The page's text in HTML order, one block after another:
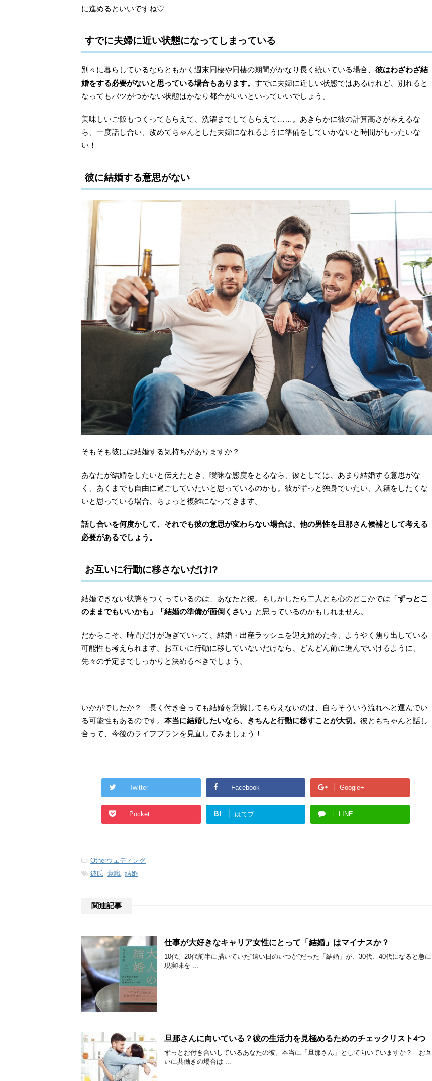
に進めるといいですね♡
すでに夫婦に近い状態になってしまっている
別々に暮らしているならともかく週末同棲や同棲の期間がかなり長く続いている場合、 彼はわざわざ結
婚をする必要がないと思っている場合もあります。 すでに夫婦に近しい状態ではあるけれど、別れると
なってもバツがつかない状態はかなり都合がいいといっていいでしょう。
美味しいご飯もつくってもらえて、洗濯までしてもらえて……。あきらかに彼の計算高さがみえるな
ら、一度話し合い、改めてちゃんとした夫婦になれるように準備をしていかないと時間がもったいな
い！
彼に結婚する意思がない
そもそも彼には結婚する気持ちがありますか？
あなたが結婚をしたいと伝えたとき、曖昧な態度をとるなら、彼としては、あまり結婚する意思がな
く、あくまでも自由に過ごしていたいと思っているのかも。彼がずっと独身でいたい、入籍をしたくな
いと思っている場合、ちょっと複雑になってきます。
話し合いを何度かして、それでも彼の意思が変わらない場合は、他の男性を旦那さん候補として考える
必要があるでしょう。
お互いに行動に移さないだけ!?
結婚できない状態をつくっているのは、あなたと彼。もしかしたら二人とも心のどこかでは 「ずっとこ
のままでもいいかも」「結婚の準備が面倒くさい」 と思っているのかもしれません。
だからこそ、時間だけが過ぎていって、結婚・出産ラッシュを迎え始めた今、ようやく焦り出している
可能性も考えられます。お互いに行動に移していないだけなら、どんどん前に進んでいけるように、
先々の予定までしっかりと決めるべきでしょう。
いかがでしたか？ 長く付き合っても結婚を意識してもらえないのは、自らそういう流れへと運んでい
る可能性もあるのです。 本当に結婚したいなら、きちんと行動に移すことが大切。 彼ともちゃんと話し
合って、今後のライフプランを見直してみましょう！
Twitter Facebook Google+
Pocket B! はてブ LINE
-Otherウェディング
-彼氏 意識 結婚
関連記事
仕事が大好きなキャリア女性にとって「結婚」はマイナスか？
10代、20代前半に描いていた“遠い日のいつか”だった「結婚」が、30代、40代になると急に
現実味を ...
旦那さんに向いている？彼の生活力を見極めるためのチェックリスト4つ
ずっとお付き合いしているあなたの彼。本当に「旦那さん」として向いていますか？ お互
いに共働きの場合は ...